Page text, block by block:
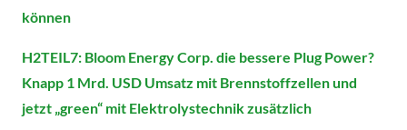
können
H2TEIL7: Bloom Energy Corp. die bessere Plug Power?
Knapp 1 Mrd. USD Umsatz mit Brennstoffzellen und
jetzt „green“ mit Elektrolystechnik zusätzlich